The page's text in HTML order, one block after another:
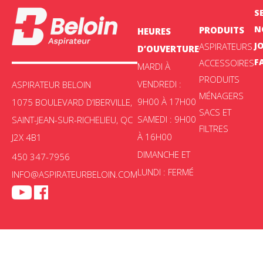
ASPIRATEUR BELOIN
1075 BOULEVARD D’IBERVILLE,
SAINT-JEAN-SUR-RICHELIEU, QC
J2X 4B1
450 347-7956
INFO@ASPIRATEURBELOIN.COM
HEURES
D’OUVERTURE
MARDI À
VENDREDI :
9H00 À 17H00
SAMEDI : 9H00
À 16H00
DIMANCHE ET
LUNDI : FERMÉ
PRODUITS
ASPIRATEURS
ACCESSOIRES
PRODUITS
MÉNAGERS
SACS ET
FILTRES